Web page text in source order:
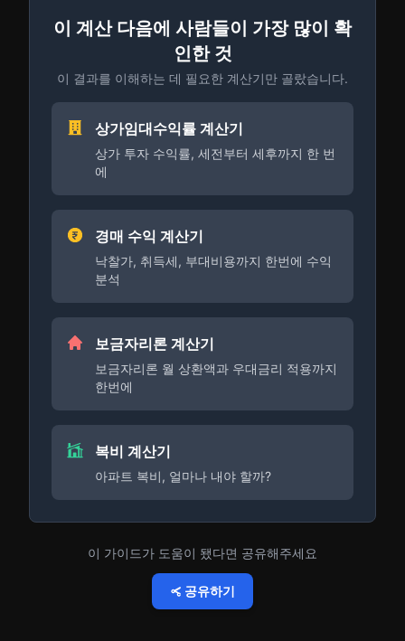
이 계산 다음에 사람들이 가장 많이 확
인한 것
이 결과를 이해하는 데 필요한 계산기만 골랐습니다.
상가임대수익률 계산기
상가 투자 수익률, 세전부터 세후까지 한 번
에
경매 수익 계산기
낙찰가, 취득세, 부대비용까지 한번에 수익
분석
보금자리론 계산기
보금자리론 월 상환액과 우대금리 적용까지
한번에
복비 계산기
아파트 복비, 얼마나 내야 할까?
이 가이드가 도움이 됐다면 공유해주세요
공유하기